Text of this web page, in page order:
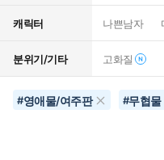
캐릭터 나쁜남자
분위기/기타 고화질
#영애물/여주판 #무협물